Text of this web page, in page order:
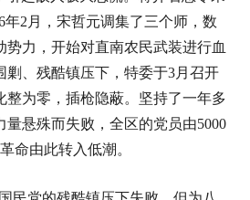
年2月，宋哲元调集了三个师，数
势力，开始对直南农民武装进行血
剿、残酷镇压下，特委于3月召开
整为零，插枪隐蔽。坚持了一年多
量悬殊而失败，全区的党员由5000
命由此转入低潮。